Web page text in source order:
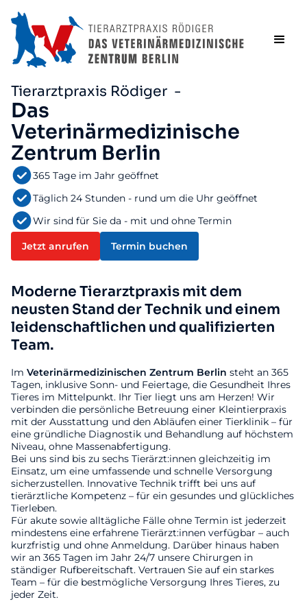
Tierarztpraxis Rödiger -
Das
Veterinärmedizinische
Zentrum Berlin
365 Tage im Jahr geöffnet
Täglich 24 Stunden - rund um die Uhr geöffnet
Wir sind für Sie da - mit und ohne Termin
Jetzt anrufen Termin buchen
Moderne Tierarztpraxis mit dem
neusten Stand der Technik und einem
leidenschaftlichen und qualifizierten
Team.
Im Veterinärmedizinischen Zentrum Berlin steht an 365
Tagen, inklusive Sonn- und Feiertage, die Gesundheit Ihres
Tieres im Mittelpunkt. Ihr Tier liegt uns am Herzen! Wir
verbinden die persönliche Betreuung einer Kleintierpraxis
mit der Ausstattung und den Abläufen einer Tierklinik – für
eine gründliche Diagnostik und Behandlung auf höchstem
Niveau, ohne Massenabfertigung.
Bei uns sind bis zu sechs Tierärzt:innen gleichzeitig im
Einsatz, um eine umfassende und schnelle Versorgung
sicherzustellen. Innovative Technik trifft bei uns auf
tierärztliche Kompetenz – für ein gesundes und glückliches
Tierleben.
Für akute sowie alltägliche Fälle ohne Termin ist jederzeit
mindestens eine erfahrene Tierärzt:innen verfügbar – auch
kurzfristig und ohne Anmeldung. Darüber hinaus haben
wir an 365 Tagen im Jahr 24/7 unsere Chirurgen in
ständiger Rufbereitschaft. Vertrauen Sie auf ein starkes
Team – für die bestmögliche Versorgung Ihres Tieres, zu
jeder Zeit.